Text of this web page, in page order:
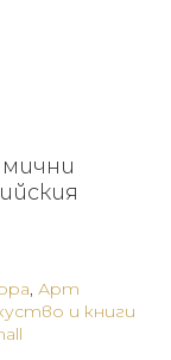
, Арт
и книги